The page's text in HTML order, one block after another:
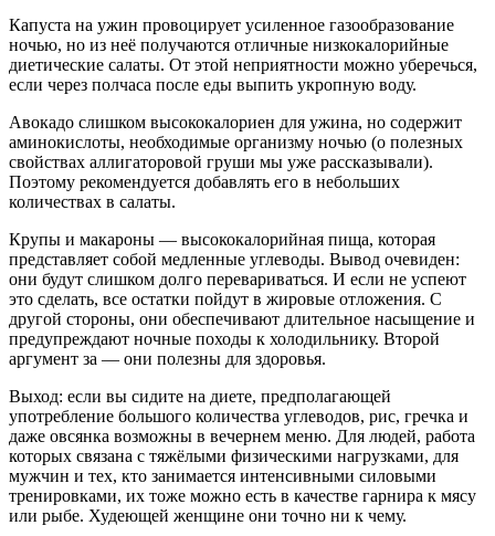
Капуста на ужин провоцирует усиленное газообразование
ночью, но из неё получаются отличные низкокалорийные
диетические салаты. От этой неприятности можно уберечься,
если через полчаса после еды выпить укропную воду.
Авокадо слишком высококалориен для ужина, но содержит
аминокислоты, необходимые организму ночью (о полезных
свойствах аллигаторовой груши мы уже рассказывали).
Поэтому рекомендуется добавлять его в небольших
количествах в салаты.
Крупы и макароны — высококалорийная пища, которая
представляет собой медленные углеводы. Вывод очевиден:
они будут слишком долго перевариваться. И если не успеют
это сделать, все остатки пойдут в жировые отложения. С
другой стороны, они обеспечивают длительное насыщение и
предупреждают ночные походы к холодильнику. Второй
аргумент за — они полезны для здоровья.
Выход: если вы сидите на диете, предполагающей
употребление большого количества углеводов, рис, гречка и
даже овсянка возможны в вечернем меню. Для людей, работа
которых связана с тяжёлыми физическими нагрузками, для
мужчин и тех, кто занимается интенсивными силовыми
тренировками, их тоже можно есть в качестве гарнира к мясу
или рыбе. Худеющей женщине они точно ни к чему.